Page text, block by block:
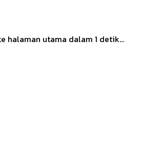
halaman utama dalam 1 detik...